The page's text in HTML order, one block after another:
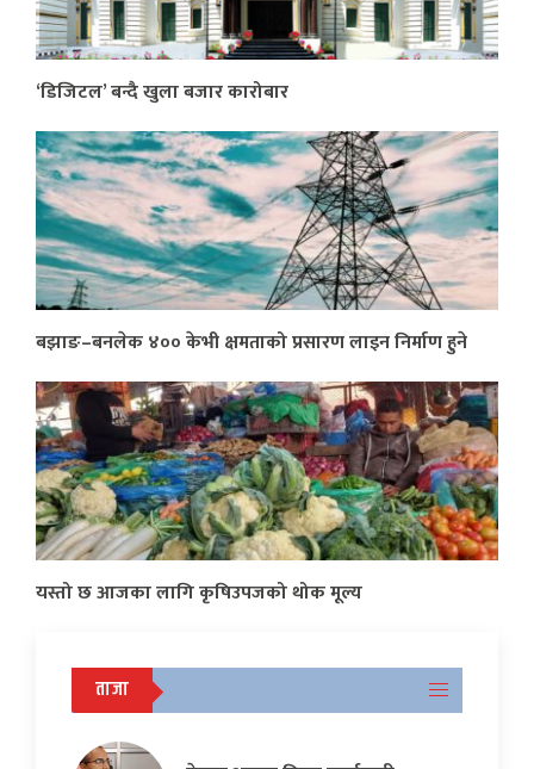
‘डिजिटल’ बन्दै खुला बजार कारोबार
बझाङ–बनलेक ४०० केभी क्षमताको प्रसारण लाइन निर्माण हुने
यस्तो छ आजका लागि कृषिउपजको थोक मूल्य
ताजा